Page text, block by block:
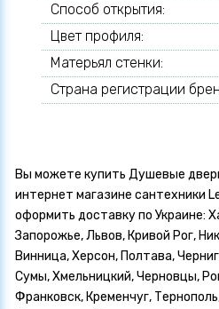
Способ открытия:
Цвет профиля:
Матерьял стенки:
Страна регистрации
Вы можете купить Душевые
интернет магазине сантехники
оформить доставку по Украине:
Запорожье, Львов, Кривой Рог,
Винница, Херсон, Полтава,
Сумы, Хмельницкий, Черновцы,
Франковск, Кременчуг,